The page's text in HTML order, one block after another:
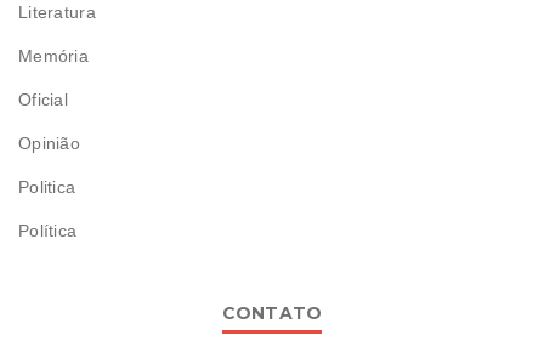
Literatura
Memória
Oficial
Opinião
Politica
Política
CONTATO